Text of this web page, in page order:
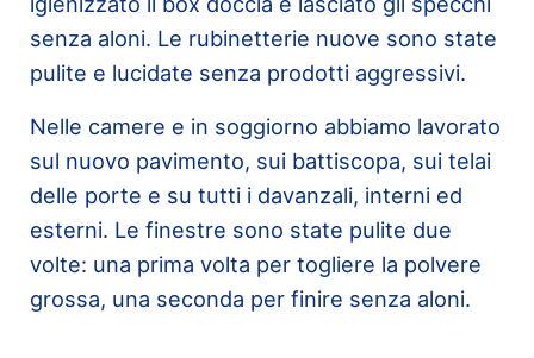
senza aloni. Le rubinetterie nuove sono state
pulite e lucidate senza prodotti aggressivi.
Nelle camere e in soggiorno abbiamo lavorato
sul nuovo pavimento, sui battiscopa, sui telai
delle porte e su tutti i davanzali, interni ed
esterni. Le finestre sono state pulite due
volte: una prima volta per togliere la polvere
grossa, una seconda per finire senza aloni.